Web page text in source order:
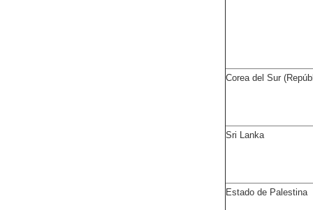
Corea del Sur
Sri Lanka
Estado de Palestina